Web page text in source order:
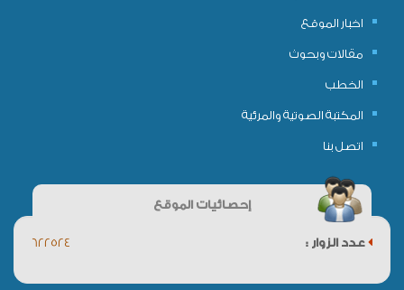
اخبار الموقع
مقالات وبحوث
الخطب
المكتبة الصوتية والمرئية
اتصل بنا
إحصائيات الموقع
عدد الزوار : 622524